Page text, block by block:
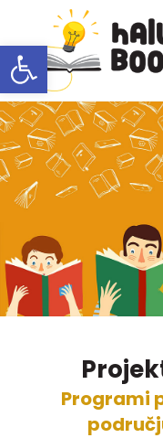
Open toolbar
Programi